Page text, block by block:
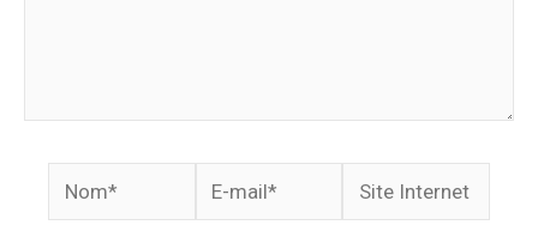
Nom*
mail*
Site
Internet